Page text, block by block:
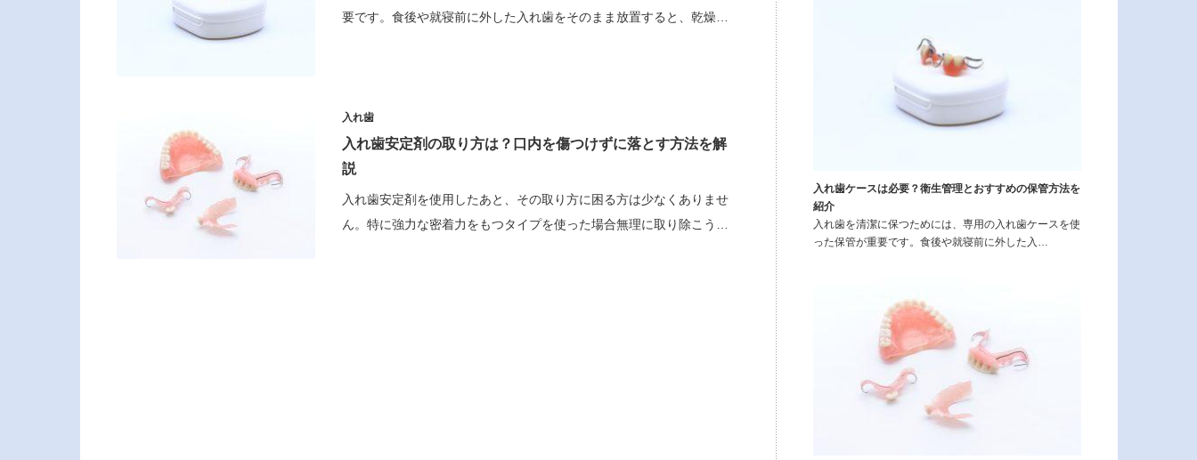
要です。食後や就寝前に外した入れ歯をそのまま放置すると、乾燥…
入れ歯
入れ歯安定剤の取り方は？口内を傷つけずに落とす方法を解
説
入れ歯安定剤を使用したあと、その取り方に困る方は少なくありませ
ん。特に強力な密着力をもつタイプを使った場合無理に取り除こう…
入れ歯ケースは必要？衛生管理とおすすめの保管方法を
紹介
入れ歯を清潔に保つためには、専用の入れ歯ケースを使
った保管が重要です。食後や就寝前に外した入…